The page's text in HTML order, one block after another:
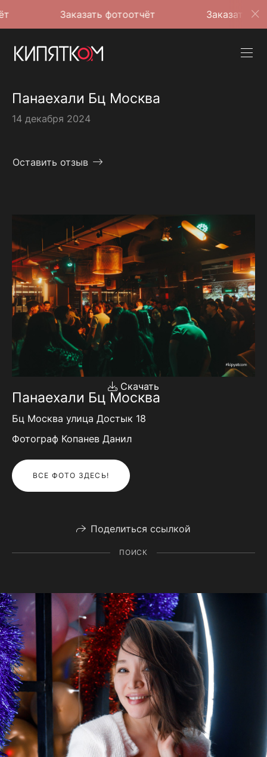
Заказать фотоотчёт Заказать
Панаехали Бц Москва
14 декабря 2024
Оставить отзыв
Скачать
Панаехали Бц Москва
Бц Москва улица Достык 18
Фотограф Копанев Данил
ВСЕ ФОТО ЗДЕСЬ!
Поделиться ссылкой
ПОИСК